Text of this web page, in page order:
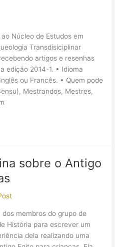
Núcleo de Estudos em
Transdisiciplinar
artigos e resenhas
edição 2014-1. • Idioma
ou Francês. • Quem pode
Mestrandos, Mestres,
sobre o Antigo
membros do grupo de
História para escrever um
dela realizando uma